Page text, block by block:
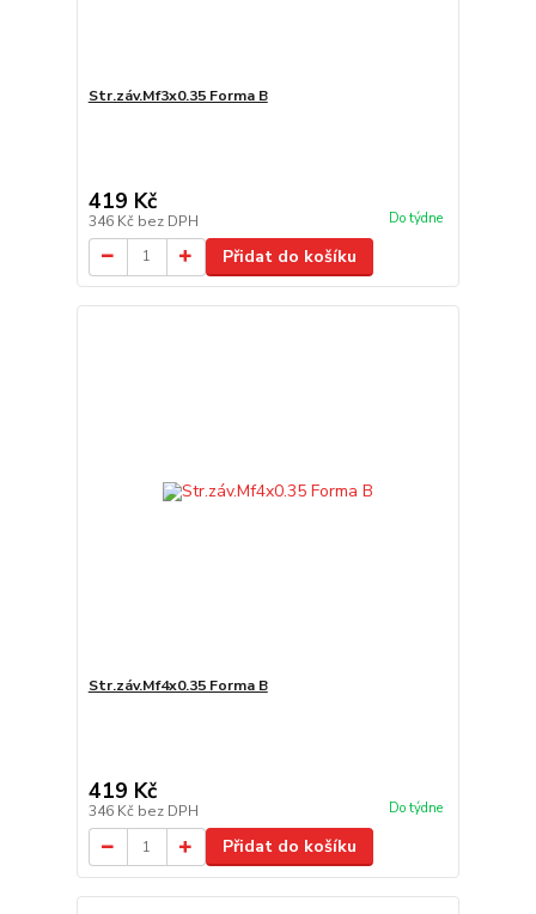
Str.záv.Mf3x0.35 Forma B
419 Kč
346 Kč bez DPH Do týdne
Přidat do košíku
Str.záv.Mf4x0.35 Forma B
419 Kč
346 Kč bez DPH Do týdne
Přidat do košíku